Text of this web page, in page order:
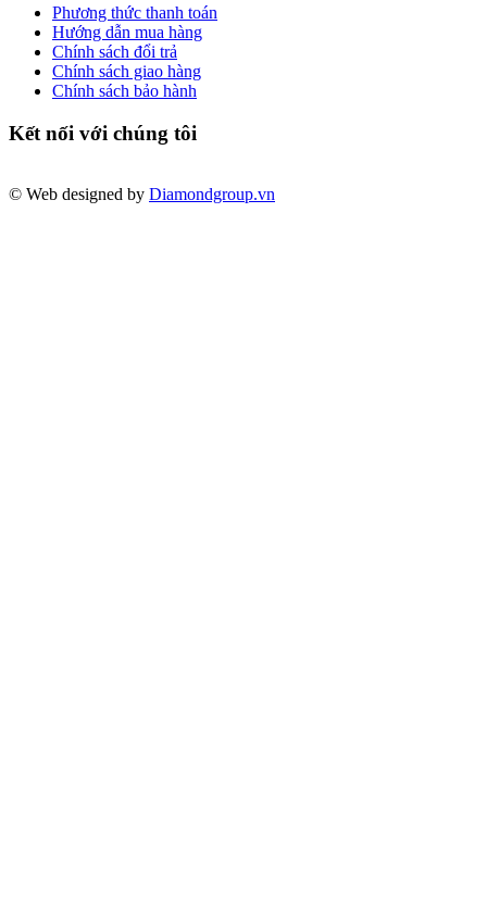
Phương thức thanh toán
Hướng dẫn mua hàng
Chính sách đổi trả
Chính sách giao hàng
Chính sách bảo hành
Kết nối với chúng tôi
© Web designed by Diamondgroup.vn